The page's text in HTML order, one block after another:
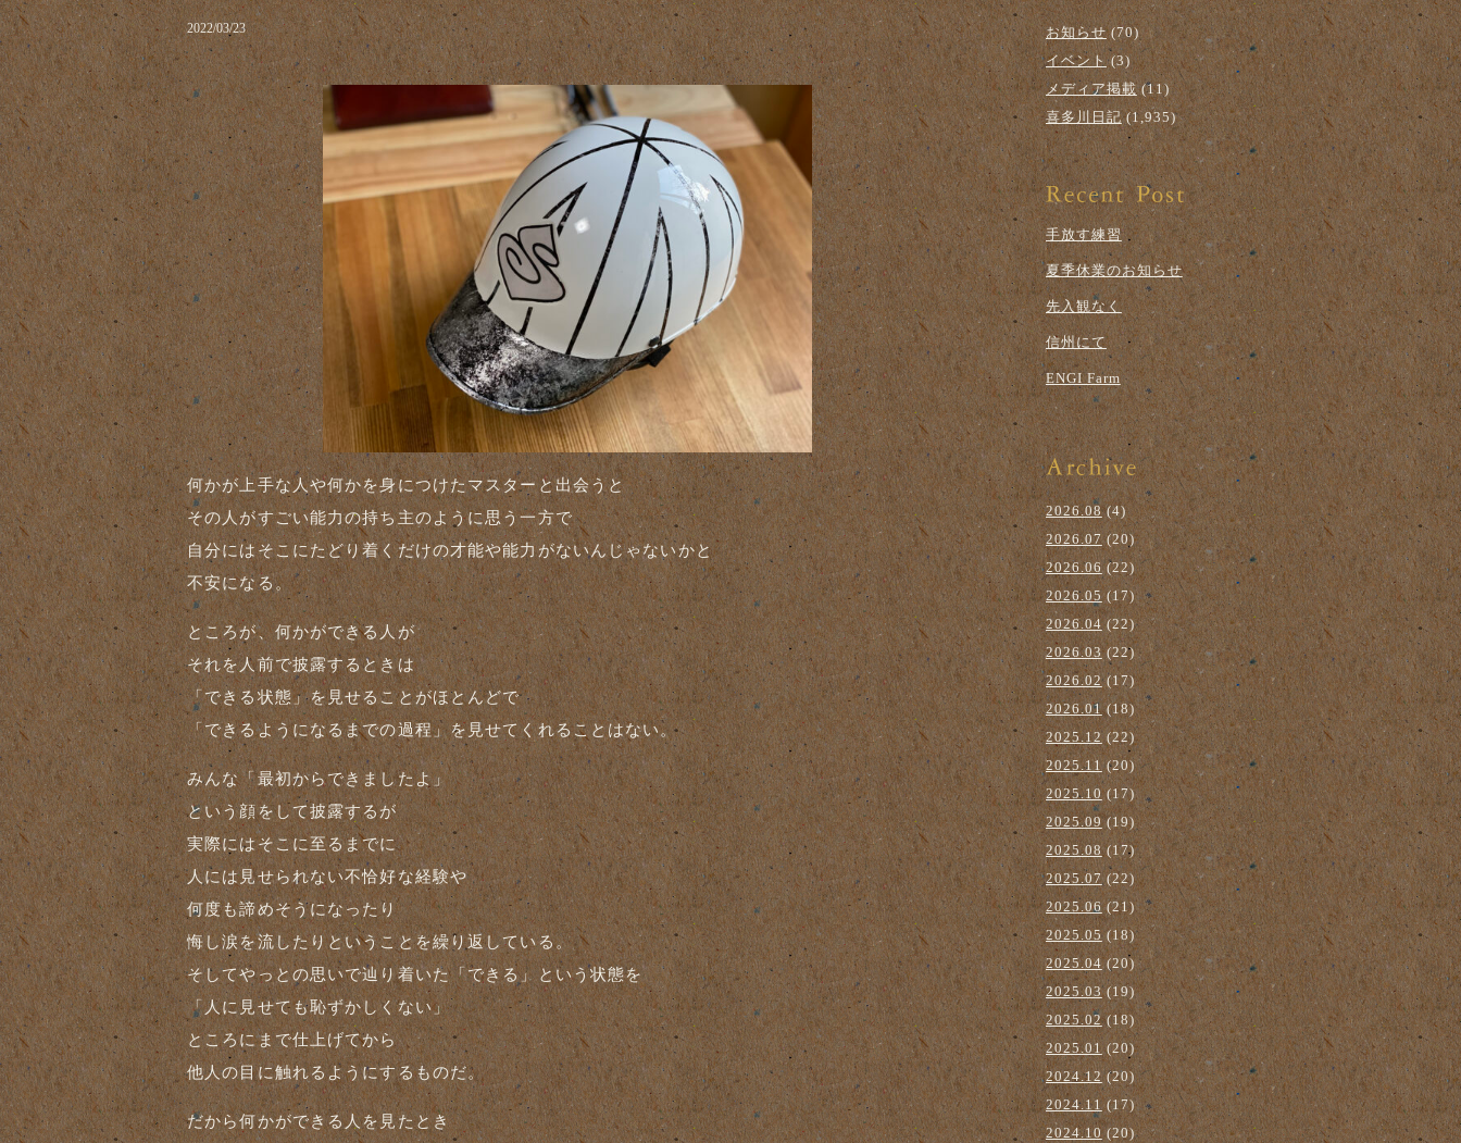
2022/03/23
何かが上手な人や何かを身につけたマスターと出会うと
その人がすごい能力の持ち主のように思う一方で
自分にはそこにたどり着くだけの才能や能力がないんじゃないかと
不安になる。
ところが、何かができる人が
それを人前で披露するときは
「できる状態」を見せることがほとんどで
「できるようになるまでの過程」を見せてくれることはない。
みんな「最初からできましたよ」
という顔をして披露するが
実際にはそこに至るまでに
人には見せられない不恰好な経験や
何度も諦めそうになったり
悔し涙を流したりということを繰り返している。
そしてやっとの思いで辿り着いた「できる」という状態を
「人に見せても恥ずかしくない」
ところにまで仕上げてから
他人の目に触れるようにするものだ。
だから何かができる人を見たとき
お知らせ(70)
イベント (3)
メディア掲載(11)
喜多川日記(1,935)
手放す練習
夏季休業のお知らせ
先入観なく
信州にて
ENGI Farm
2026.08(4)
2026.07(20)
2026.06(22)
2026.05(17)
2026.04 (22)
2026.03(22)
2026.02(17)
2026.01(18)
2025.12(22)
2025.11 (20)
2025.10(17)
2025.09(19)
2025.08(17)
2025.07(22)
2025.06(21)
2025.05(18)
2025.04(20)
2025.03(19)
2025.02(18)
2025.01 (20)
2024.12 (20)
2024.11(17)
2024.10 (20)